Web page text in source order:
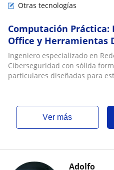
Otras tecnologías
Computación Práctica:
Office y Herramientas
Ingeniero especializado en
Ciberseguridad con sólida
particulares diseñadas para
ver más
Adolfo